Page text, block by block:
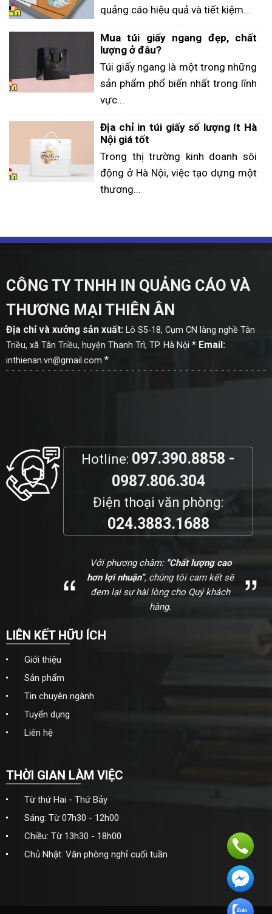
quảng cáo hiệu quả và tiết kiệm...
Mua túi giấy ngang đẹp, chất
lượng ở đâu?
Túi giấy ngang là một trong những
sản phẩm phổ biến nhất trong lĩnh
vực...
Địa chỉ in túi giấy số lượng ít Hà
Nội giá tốt
Trong thị trường kinh doanh sôi
động ở Hà Nội, việc tạo dựng một
thương...
CÔNG TY TNHH IN QUẢNG CÁO VÀ
THƯƠNG MẠI THIÊN ÂN
Địa chỉ và xưởng sản xuất: Lô S5-18, Cụm CN làng nghề Tân
Triều, xã Tân Triều, huyện Thanh Trì, TP. Hà Nội * Email:
inthienan.vn@gmail.com *
Hotline: 097.390.8858 -
0987.806.304
Điện thoại văn phòng:
024.3883.1688
Với phương châm:"Chất lượng cao
hơn lợi nhuận”, chúng tôi cam kết sẽ
đem lại sự hài lòng cho Quý khách
hàng.
LIÊN KẾT HỮU ÍCH
Giới thiệu
Sản phẩm
Tin chuyên ngành
Tuyển dụng
Liên hệ
THỜI GIAN LÀM VIỆC
Từ thứ Hai - Thứ Bảy
Sáng: Từ 07h30 - 12h00
Chiều: Từ 13h30 - 18h00
Chủ Nhật: Văn phòng nghỉ cuối tuần